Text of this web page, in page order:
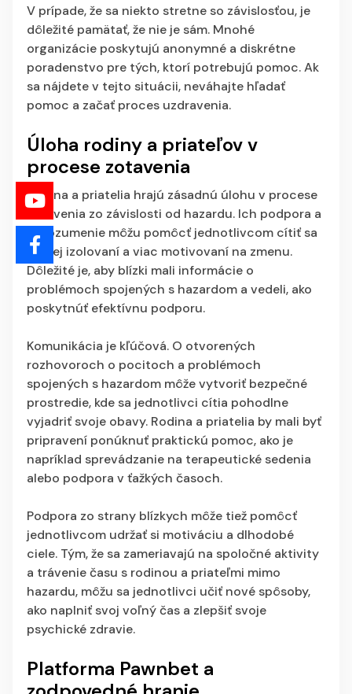
V prípade, že sa niekto stretne so závislosťou, je
dôležité pamätať, že nie je sám. Mnohé
organizácie poskytujú anonymné a diskrétne
poradenstvo pre tých, ktorí potrebujú pomoc. Ak
sa nájdete v tejto situácii, neváhajte hľadať
pomoc a začať proces uzdravenia.
Úloha rodiny a priateľov v
procese zotavenia
Rodina a priatelia hrajú zásadnú úlohu v procese
zotavenia zo závislosti od hazardu. Ich podpora a
porozumenie môžu pomôcť jednotlivcom cítiť sa
menej izolovaní a viac motivovaní na zmenu.
Dôležité je, aby blízki mali informácie o
problémoch spojených s hazardom a vedeli, ako
poskytnúť efektívnu podporu.
Komunikácia je kľúčová. O otvorených
rozhovoroch o pocitoch a problémoch
spojených s hazardom môže vytvoriť bezpečné
prostredie, kde sa jednotlivci cítia pohodlne
vyjadriť svoje obavy. Rodina a priatelia by mali byť
pripravení ponúknuť praktickú pomoc, ako je
napríklad sprevádzanie na terapeutické sedenia
alebo podpora v ťažkých časoch.
Podpora zo strany blízkych môže tiež pomôcť
jednotlivcom udržať si motiváciu a dlhodobé
ciele. Tým, že sa zameriavajú na spoločné aktivity
a trávenie času s rodinou a priateľmi mimo
hazardu, môžu sa jednotlivci učiť nové spôsoby,
ako naplniť svoj voľný čas a zlepšiť svoje
psychické zdravie.
Platforma Pawnbet a